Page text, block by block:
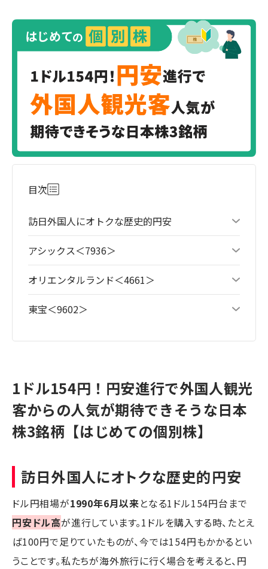
目次
訪日外国人にオトクな歴史的円安
アシックス＜7936＞
オリエンタルランド＜4661＞
東宝＜9602＞
1ドル154円！円安進行で外国人観光
客からの人気が期待できそうな日本
株3銘柄【はじめての個別株】
訪日外国人にオトクな歴史的円安
ドル円相場が1990年6月以来となる1ドル154円台まで
円安ドル高が進行しています。1ドルを購入する時、たとえ
ば100円で足りていたものが、今では154円もかかるとい
うことです。私たちが海外旅行に行く場合を考えると、円